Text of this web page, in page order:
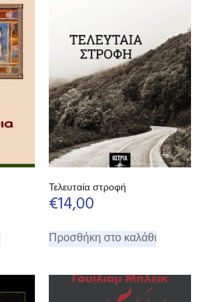
Τελευταία στροφή
€14,00
Προσθήκη στο καλάθι